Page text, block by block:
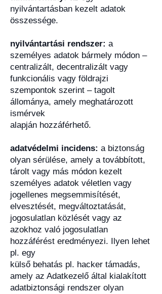
nyilvántartásban kezelt adatok
összessége.
nyilvántartási rendszer: a
személyes adatok bármely módon –
centralizált, decentralizált vagy
funkcionális vagy földrajzi
szempontok szerint – tagolt
állománya, amely meghatározott
ismérvek
alapján hozzáférhető.
adatvédelmi incidens: a biztonság
olyan sérülése, amely a továbbított,
tárolt vagy más módon kezelt
személyes adatok véletlen vagy
jogellenes megsemmisítését,
elvesztését, megváltoztatását,
jogosulatlan közlését vagy az
azokhoz való jogosulatlan
hozzáférést eredményezi. Ilyen lehet
pl. egy
külső behatás pl. hacker támadás,
amely az Adatkezelő által kialakított
adatbiztonsági rendszer olyan